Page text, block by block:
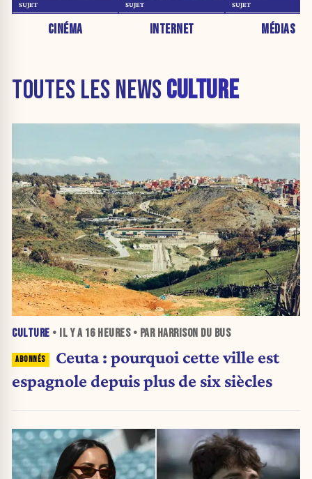
CINÉMA
SUJET
INTERNET
SUJET
MÉDIAS
SUJET
TOUTES LES NEWSCULTURE
CULTURE • IL Y A 16 HEURES• PAR HARRISON DU BUS
Ceuta : pourquoi cette ville est
espagnole depuis plus de six siècles